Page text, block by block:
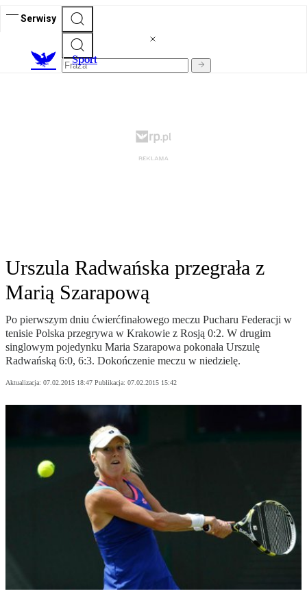
Serwisy
Sport
Urszula Radwańska przegrała z
Marią Szarapową
Po pierwszym dniu ćwierćfinałowego meczu Pucharu Federacji w
tenisie Polska przegrywa w Krakowie z Rosją 0:2. W drugim
singlowym pojedynku Maria Szarapowa pokonała Urszulę
Radwańską 6:0, 6:3. Dokończenie meczu w niedzielę.
Aktualizacja: 07.02.2015 18:47 Publikacja: 07.02.2015 15:42